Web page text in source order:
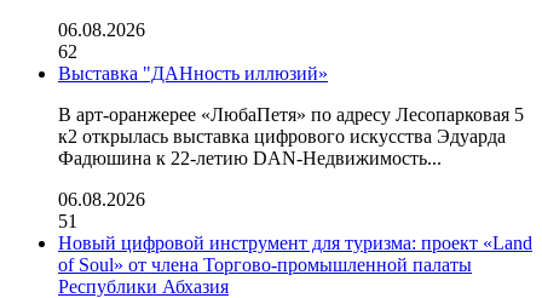
06.08.2026
62
Выставка "ДАНность иллюзий»
В арт-оранжерее «ЛюбаПетя» по адресу Лесопарковая 5
к2 открылась выставка цифрового искусства Эдуарда
Фадюшина к 22-летию DAN-Недвижимость...
06.08.2026
51
Новый цифровой инструмент для туризма: проект «Land
of Soul» от члена Торгово-промышленной палаты
Республики Абхазия